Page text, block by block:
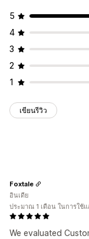
5
4
3
2
1
เขียนรีวิว
We evaluated
Foxtale
อินเดีย
ประมาณ 1 เดือน ในการใช้